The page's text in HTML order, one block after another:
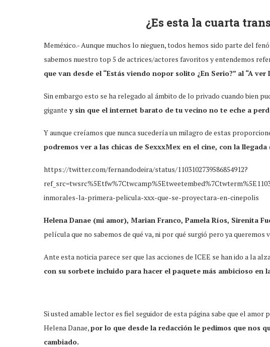
¿Es esta la cuarta
Meméxico.- Aunque muchos lo nieguen, todos hemos sido parte del
sabemos nuestro top 5 de actrices/actores favoritos y entendemos
que van desde el “Estás viendo nopor solito ¿En Serio?” al “A ver
Sin embargo esto se ha relegado al ámbito de lo privado cuando bien
gigante y sin que el internet barato de tu vecino no te eche a
Y aunque creíamos que nunca sucedería un milagro de estas
podremos ver a las chicas de SexxxMex en el cine, con la
https://twitter.com/fernandodeira/status/1103102739586854912?
inmorales-la-primera-pelicula-xxx-que-se-proyectara-en-cinepolis
Helena Danae (mi amor), Marian Franco, Pamela Ríos, Sirenita
película que no sabemos de qué va, ni por qué surgió pero ya queremos
Ante esta noticia parece ser que las acciones de ICEE se han ido a la
con su sorbete incluido para hacer el paquete más ambicioso en
Si usted amable lector es fiel seguidor de esta página sabe que el
Helena Danae,por lo que desde la redacción le pedimos que nos
cambiado.